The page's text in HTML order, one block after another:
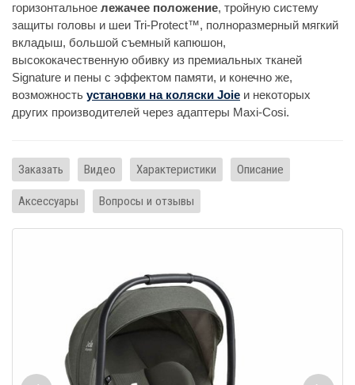
горизонтальное лежачее положение, тройную систему
защиты головы и шеи Tri-Protect™, полноразмерный мягкий
вкладыш, большой съемный капюшон,
высококачественную обивку из премиальных тканей
Signature и пены с эффектом памяти, и конечно же,
возможность установки на коляски Joie и некоторых
других производителей через адаптеры Maxi-Cosi.
Заказать Видео Характеристики Описание
Аксессуары Вопросы и отзывы